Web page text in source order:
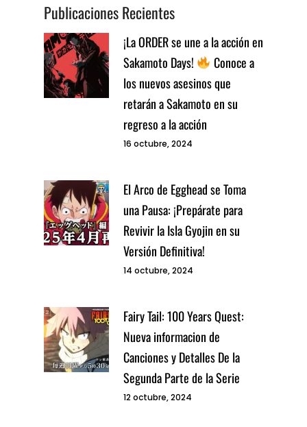
Publicaciones Recientes
¡La ORDER se une a la acción en
Sakamoto Days!
Conoce a
los nuevos asesinos que
retarán a Sakamoto en su
regreso a la acción
16 octubre, 2024
El Arco de Egghead se Toma
una Pausa: ¡Prepárate para
Revivir la Isla Gyojin en su
Versión Definitiva!
14 octubre, 2024
Fairy Tail: 100 Years Quest:
Nueva informacion de
Canciones y Detalles De la
Segunda Parte de la Serie
12 octubre, 2024